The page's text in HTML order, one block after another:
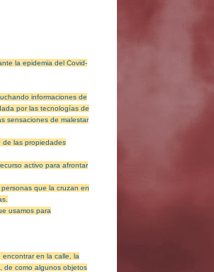
la epidemia del Covid-
informaciones de
por las tecnologías de
sensaciones de malestar
de las propiedades
activo para afrontar
que la cruzan en
usamos para
en la calle, la
de como algunos objetos